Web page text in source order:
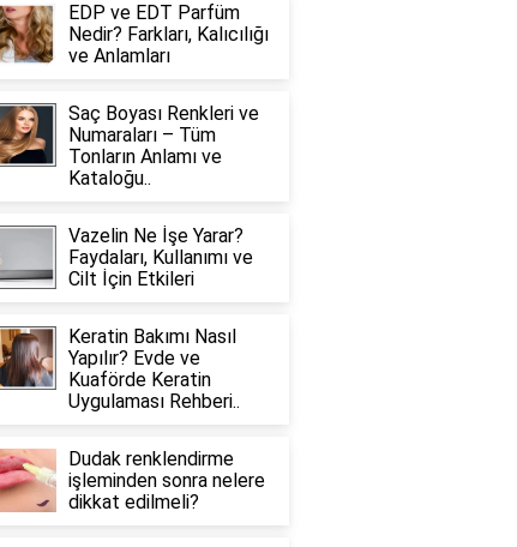
EDP ve EDT Parfüm
Nedir? Farkları, Kalıcılığı
ve Anlamları
Saç Boyası Renkleri ve
Numaraları – Tüm
Tonların Anlamı ve
Kataloğu..
Vazelin Ne İşe Yarar?
Faydaları, Kullanımı ve
Cilt İçin Etkileri
Keratin Bakımı Nasıl
Yapılır? Evde ve
Kuaförde Keratin
Uygulaması Rehberi..
Dudak renklendirme
işleminden sonra nelere
dikkat edilmeli?